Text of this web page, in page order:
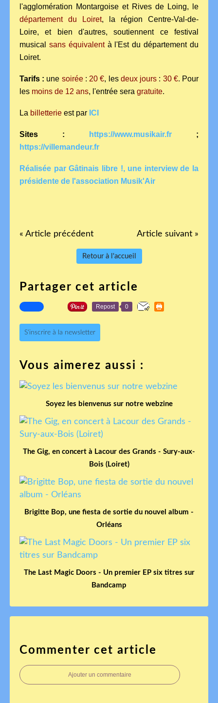
l'agglomération Montargoise et Rives de Loing, le
département du Loiret, la région Centre-Val-de-
Loire, et bien d'autres, soutiennent ce festival
musical sans équivalentà l'Est du département du
Loiret.
Tarifs : une soirée: 20 €, les deux jours : 30 €. Pour
les moins de 12 ans, l'entrée sera gratuite.
La billetterie est par ICI
Sites : https://www.musikair.fr ;
https://villemandeur.fr
Réalisée par Gâtinais libre !, une interview de la
présidente de l'association Musik'Air
« Article précédent Article suivant »
Retour à l'accueil
Partager cet article
Repost 0
S'inscrire à la newsletter
Vous aimerez aussi :
Soyez les bienvenus sur notre webzine
The Gig, en concert à Lacour des Grands - Sury-aux-
Bois (Loiret)
Brigitte Bop, une fiesta de sortie du nouvel album -
Orléans
The Last Magic Doors - Un premier EP six titres sur
Bandcamp
Commenter cet article
Ajouter un commentaire